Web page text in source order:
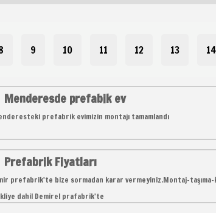
9 10 11 12 13 14
Menderesde prefabik ev
prefabrik evimizin montajı tamamlandı
Prefabrik Fiyatları
prefabrik'te bize sormadan karar vermeyiniz.Montaj-
dahil Demirel prafabrik'te